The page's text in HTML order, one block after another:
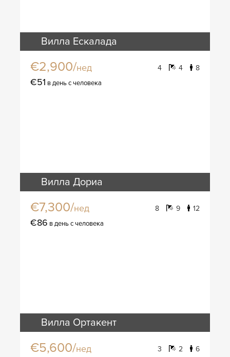
Вилла Ескалада
€2,900/нед 4 4 8
€51 в день с человека
Вилла Дориа
€7,300/нед 8 9 12
€86 в день с человека
Вилла Ортакент
€5,600/нед 3 2 6